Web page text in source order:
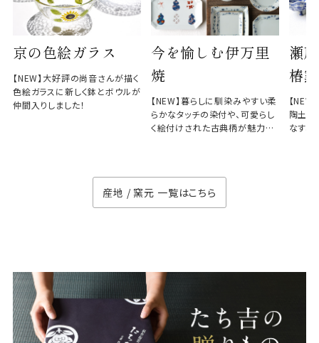
京の色絵ガラス
【NEW】大好評の尚音さんが描く
色絵ガラスに新しく鉢とボウルが
仲間入りしました！
今を愉しむ伊万里
焼
【NEW】暮らしに馴染みやすい柔
らかなタッチの染付や、可愛らし
く絵付けされた古典柄が魅力の
瀬
椿窯
【
陶土と
なす、
産地 / 窯元 一覧はこちら